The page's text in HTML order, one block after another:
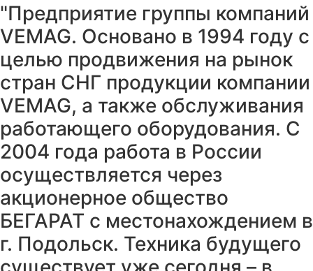
"Предприятие группы компаний
VEMAG. Основано в 1994 году с
целью продвижения на рынок
стран СНГ продукции компании
VEMAG, а также обслуживания
работающего оборудования. С
2004 года работа в России
осуществляется через
акционерное общество
БЕГАРАТ с местонахождением в
г. Подольск. Техника будущего